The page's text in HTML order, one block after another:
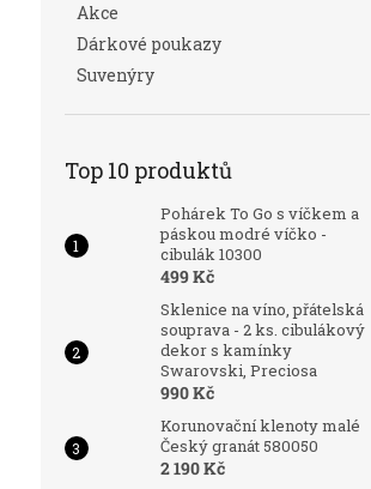
Akce
Dárkové poukazy
Suvenýry
Top 10 produktů
Pohárek To Go s víčkem a
páskou modré víčko -
cibulák 10300
499 Kč
Sklenice na víno, přátelská
souprava - 2 ks. cibulákový
dekor s kamínky
Swarovski, Preciosa
990 Kč
Korunovační klenoty malé
Český granát 580050
2 190 Kč